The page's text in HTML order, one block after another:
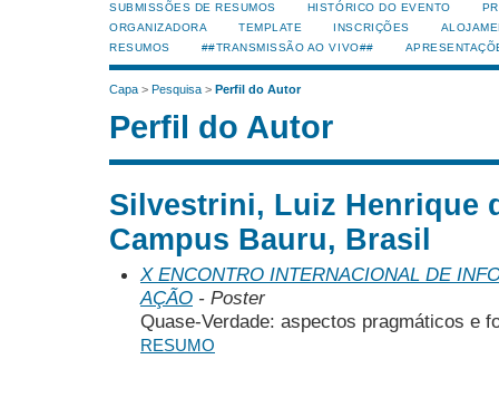
SUBMISSÕES DE RESUMOS
HISTÓRICO DO EVENTO
ORGANIZADORA
TEMPLATE INSCRIÇÕES
RESUMOS
##TRANSMISSÃO AO VIVO##
Capa > Pesquisa > Perfil do Autor
Perfil do Autor
Silvestrini, Luiz Henrique
Campus Bauru, Brasil
X ENCONTRO INTERNACIONAL DE
AÇÃO - Poster
Quase-Verdade: aspectos pragmáticos e
RESUMO